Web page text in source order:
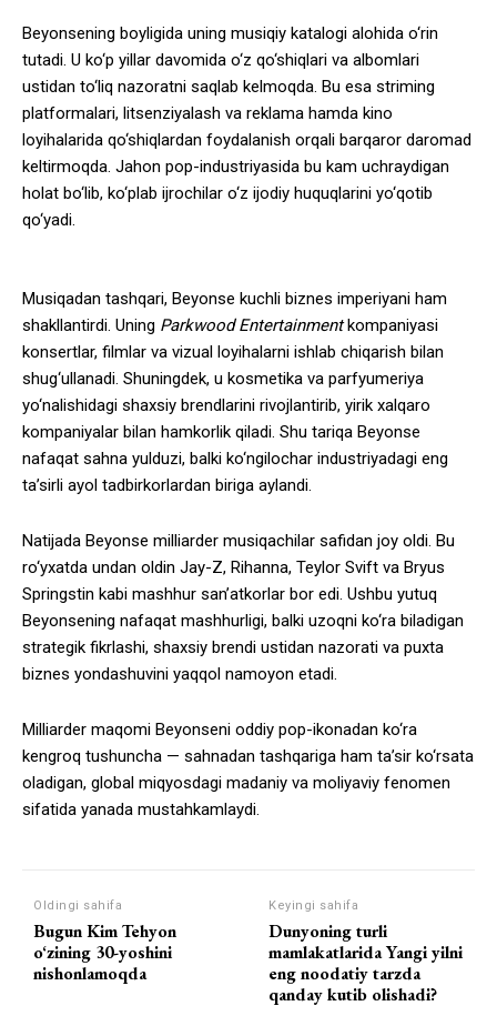
Beyonsening boyligida uning musiqiy katalogi alohida o‘rin
tutadi. U ko‘p yillar davomida o‘z qo‘shiqlari va albomlari
ustidan to‘liq nazoratni saqlab kelmoqda. Bu esa striming
platformalari, litsenziyalash va reklama hamda kino
loyihalarida qo‘shiqlardan foydalanish orqali barqaror daromad
keltirmoqda. Jahon pop-industriyasida bu kam uchraydigan
holat bo‘lib, ko‘plab ijrochilar o‘z ijodiy huquqlarini yo‘qotib
qo‘yadi.
Musiqadan tashqari, Beyonse kuchli biznes imperiyani ham
shakllantirdi. Uning Parkwood Entertainmentkompaniyasi
konsertlar, filmlar va vizual loyihalarni ishlab chiqarish bilan
shug‘ullanadi. Shuningdek, u kosmetika va parfyumeriya
yo‘nalishidagi shaxsiy brendlarini rivojlantirib, yirik xalqaro
kompaniyalar bilan hamkorlik qiladi. Shu tariqa Beyonse
nafaqat sahna yulduzi, balki ko‘ngilochar industriya­dagi eng
ta’sirli ayol tadbirkorlardan biriga aylandi.
Natijada Beyonse milliarder musiqachilar safidan joy oldi. Bu
ro‘yxatda undan oldin Jay-Z, Rihanna, Teylor Svift va Bryus
Springstin kabi mashhur san’atkorlar bor edi. Ushbu yutuq
Beyonsening nafaqat mashhurligi, balki uzoqni ko‘ra biladigan
strategik fikrlashi, shaxsiy brendi ustidan nazorati va puxta
biznes yondashuvini yaqqol namoyon etadi.
Milliarder maqomi Beyonseni oddiy pop-ikonadan ko‘ra
kengroq tushuncha — sahnadan tashqariga ham ta’sir ko‘rsata
oladigan, global miqyosdagi madaniy va moliyaviy fenomen
sifatida yanada mustahkamlaydi.
Oldingi sahifa
Bugun Kim Tehyon
o‘zining 30-yoshini
nishonlamoqda
Keyingi sahifa
Dunyoning turli
mamlakatlarida Yangi yilni
eng noodatiy tarzda
qanday kutib olishadi?